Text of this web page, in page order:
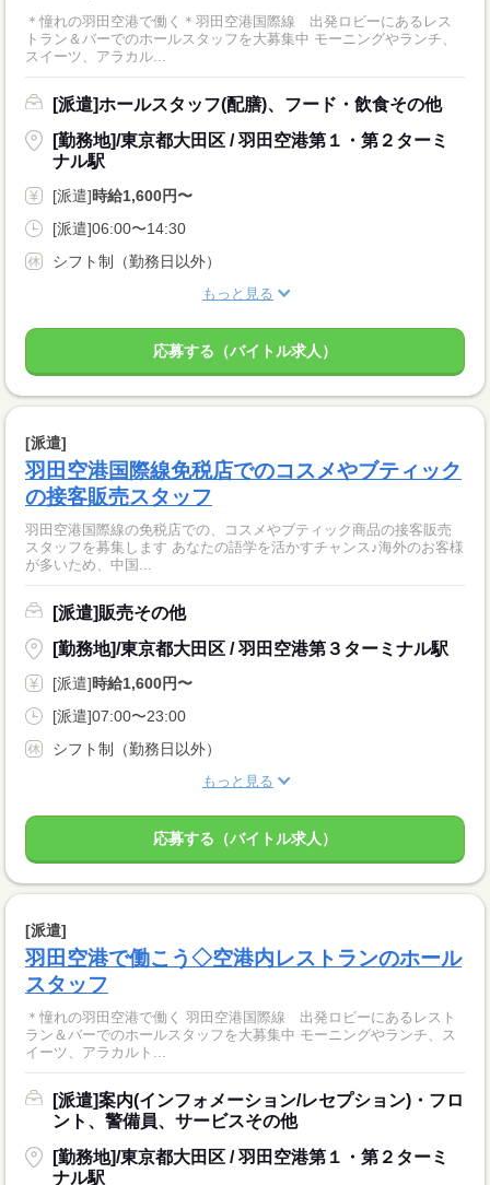
＊憧れの羽田空港で働く＊羽田空港国際線 出発ロビーにあるレス
トラン＆バーでのホールスタッフを大募集中 モーニングやランチ、
スイーツ、アラカル...
[派遣]ホールスタッフ(配膳)、フード・飲食その他
[勤務地]/東京都大田区 / 羽田空港第１・第２ターミ
ナル駅
[派遣]時給1,600円〜
[派遣]06:00〜14:30
シフト制（勤務日以外）
もっと見る
応募する（バイトル求人）
[派遣]
羽田空港国際線免税店でのコスメやブティック
の接客販売スタッフ
羽田空港国際線の免税店での、コスメやブティック商品の接客販売
スタッフを募集します あなたの語学を活かすチャンス♪海外のお客様
が多いため、中国...
[派遣]販売その他
[勤務地]/東京都大田区 / 羽田空港第３ターミナル駅
[派遣]時給1,600円〜
[派遣]07:00〜23:00
シフト制（勤務日以外）
もっと見る
応募する（バイトル求人）
[派遣]
羽田空港で働こう◇空港内レストランのホール
スタッフ
＊憧れの羽田空港で働く 羽田空港国際線 出発ロビーにあるレスト
ラン＆バーでのホールスタッフを大募集中 モーニングやランチ、ス
イーツ、アラカルト...
[派遣]案内(インフォメーション/レセプション)・フロ
ント、警備員、サービスその他
[勤務地]/東京都大田区 / 羽田空港第１・第２ターミ
ナル駅